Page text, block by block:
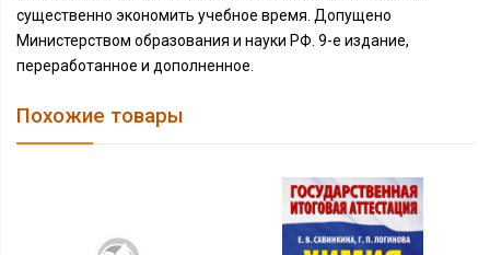
существенно экономить учебное время. Допущено
Министерством образования и науки РФ. 9-е издание,
переработанное и дополненное.
Похожие товары